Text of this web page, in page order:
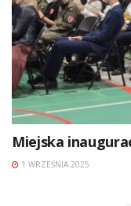
Miejska
1 WRZEŚNIA 2025